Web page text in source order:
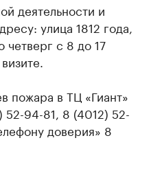
деятельности и
улица 1812 года,
с 8 до 17
пожара в ТЦ «Гиант»
52-94-81, 8 (4012) 52-
доверия» 8